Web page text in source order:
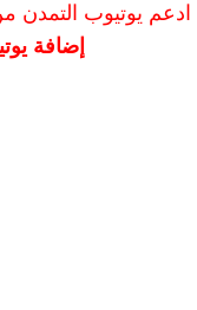
ادعم يوتيوب التمدن
إضافة